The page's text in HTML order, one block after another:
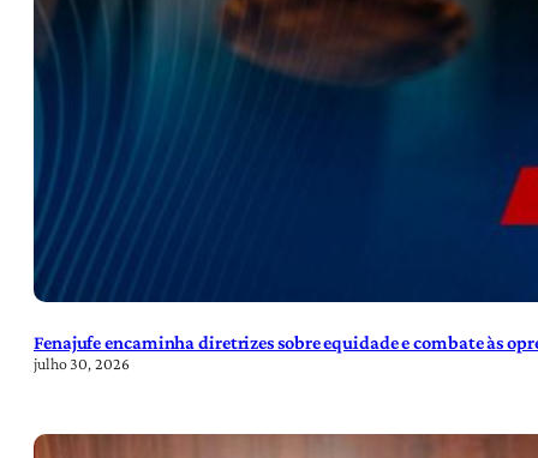
Fenajufe encaminha diretrizes sobre equidade e combate às
julho 30, 2026